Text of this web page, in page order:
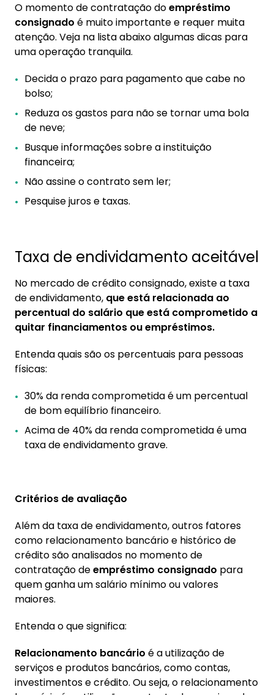
O momento de contratação doempréstimo
consignado é muito importante e requer muita
atenção. Veja na lista abaixo algumas dicas para
uma operação tranquila.
Decida o prazo para pagamento que cabe no
bolso;
Reduza os gastos para não se tornar uma bola
de neve;
Busque informações sobre a instituição
financeira;
Não assine o contrato sem ler;
Pesquise juros e taxas.
Taxa de endividamento aceitável
No mercado de crédito consignado, existe a taxa
de endividamento, que está relacionada ao
percentual do salário que está comprometido a
quitar financiamentos ou empréstimos.
Entenda quais são os percentuais para pessoas
físicas:
30% da renda comprometida é um percentual
de bom equilíbrio financeiro.
Acima de 40% da renda comprometida é uma
taxa de endividamento grave.
Critérios de avaliação
Além da taxa de endividamento, outros fatores
como relacionamento bancário e histórico de
crédito são analisados no momento de
contratação deempréstimo consignado para
quem ganha um salário mínimo ou valores
maiores.
Entenda o que significa:
Relacionamento bancário é a utilização de
serviços e produtos bancários, como contas,
investimentos e crédito. Ou seja, o relacionamento